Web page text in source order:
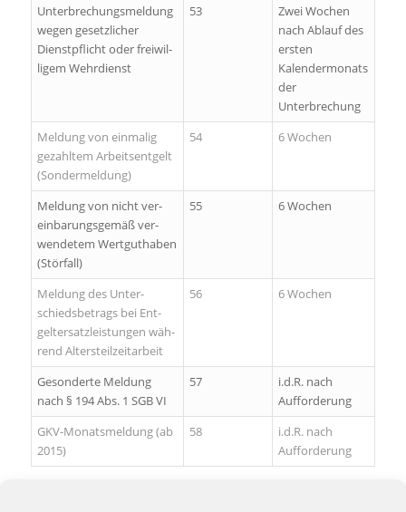
Un­ter­bre­chungsmeldung
we­gen ge­setz­li­cher
Dienst­pflicht oder frei­wil­
li­gem Wehr­dienst
53
Zwei Wochen
nach Ablauf des
ersten
Kalendermonats
der
Unterbrechung
Meldung von einmalig
gezahltem Arbeitsentgelt
(Sondermeldung)
54 6 Wochen
Mel­dung von nicht ver­
ein­ba­rungs­ge­mäß ver­
wen­de­tem Wert­gut­ha­ben
(Stör­fall)
55 6 Wochen
Mel­dung des Un­ter­
schieds­be­trags bei Ent­
gelt­er­satz­leis­tun­gen wäh­
rend Al­ters­teil­zeit­ar­beit
56 6 Wochen
Ge­son­der­te Mel­dung
nach § 194 Abs. 1 SGB VI
57
i.d.R. nach
Aufforderung
GKV-Mo­nats­mel­dung (ab
2015)
58
i.d.R. nach
Aufforderung